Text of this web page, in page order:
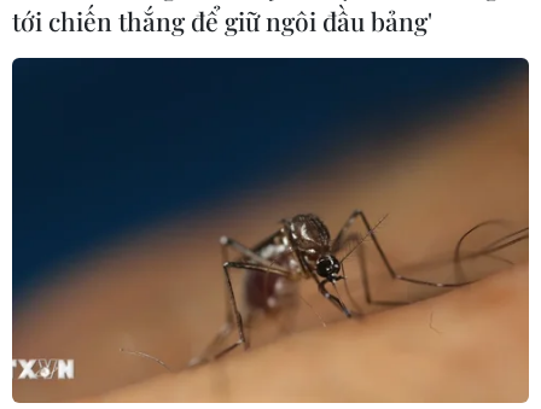
tới chiến thắng để giữ ngôi đầu bảng'